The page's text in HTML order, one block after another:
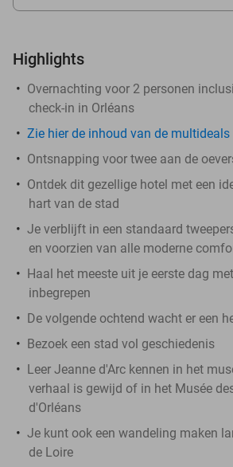
Highlights
Overnachting voor 2 personen
check-in in Orléans
Zie hier de inhoud van de multideals
Ontsnapping voor twee aan de
Ontdek dit gezellige hotel met een
hart van de stad
Je verblijft in een standaard
en voorzien van alle moderne
Haal het meeste uit je eerste dag
inbegrepen
De volgende ochtend wacht er een
Bezoek een stad vol geschiedenis
Leer Jeanne d'Arc kennen in het
verhaal is gewijd of in het Musée
d'Orléans
Je kunt ook een wandeling maken
de Loire